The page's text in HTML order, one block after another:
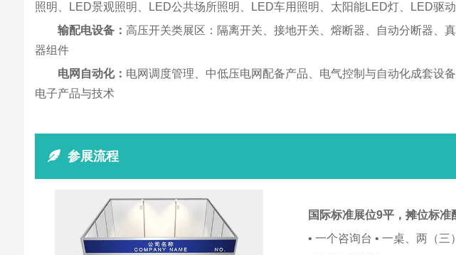
照明、LED景观照明、LED公共场所照明、LED车用照明、太阳能LED灯、LED驱
输配电设备： 高压开关类展区：隔离开关、接地开关、熔断器、自动分断器、
器组件
电网自动化： 电网调度管理、中低压电网配备产品、电气控制与自动化成套设
电子产品与技术
参展流程
国际标准展位9平，摊位标准
• 一个咨询台 • 一桌、两（三